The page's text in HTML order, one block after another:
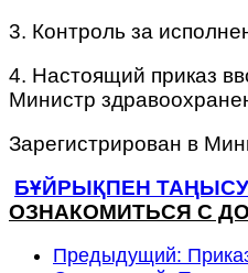
3. Контроль за
4. Настоящий приказ
Министр
Зарегистрирован в
БҰЙРЫҚПЕН
ОЗНАКОМИТЬСЯ С
Предыдущий: